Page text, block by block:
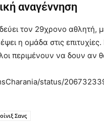
αναγέννηση
τον 29χρονο αθλητή,
η ομάδα στις
περιμένουν να δουν αν
status/
Σανς